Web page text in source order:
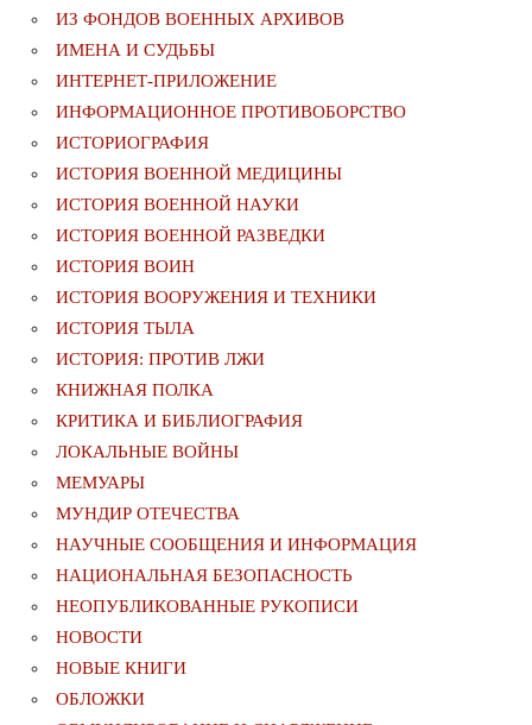
ИЗ ФОНДОВ ВОЕННЫХ АРХИВОВ
ИМЕНА И СУДЬБЫ
ИНТЕРНЕТ-ПРИЛОЖЕНИЕ
ИНФОРМАЦИОННОЕ ПРОТИВОБОРСТВО
ИСТОРИОГРАФИЯ
ИСТОРИЯ ВОЕННОЙ МЕДИЦИНЫ
ИСТОРИЯ ВОЕННОЙ НАУКИ
ИСТОРИЯ ВОЕННОЙ РАЗВЕДКИ
ИСТОРИЯ ВОИН
ИСТОРИЯ ВООРУЖЕНИЯ И ТЕХНИКИ
ИСТОРИЯ ТЫЛА
ИСТОРИЯ: ПРОТИВ ЛЖИ
КНИЖНАЯ ПОЛКА
КРИТИКА И БИБЛИОГРАФИЯ
ЛОКАЛЬНЫЕ ВОЙНЫ
МЕМУАРЫ
МУНДИР ОТЕЧЕСТВА
НАУЧНЫЕ СООБЩЕНИЯ И ИНФОРМАЦИЯ
НАЦИОНАЛЬНАЯ БЕЗОПАСНОСТЬ
НЕОПУБЛИКОВАННЫЕ РУКОПИСИ
НОВОСТИ
НОВЫЕ КНИГИ
ОБЛОЖКИ